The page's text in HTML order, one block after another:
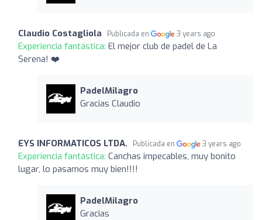
Claudio Costagliola Publicada en 3 years ago
Experiencia fantástica: El mejor club de padel de La
Serena! ❤️
PadelMilagro
Gracias Claudio
EYS INFORMATICOS LTDA. Publicada en 3 years ago
Experiencia fantástica: Canchas impecables, muy bonito
lugar, lo pasamos muy bien!!!!
PadelMilagro
Gracias